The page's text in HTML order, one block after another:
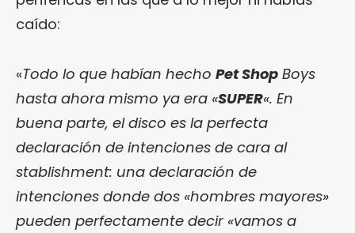
caído:
«Todo lo que habían hecho Pet Shop Boys
hasta ahora mismo ya era «SUPER«. En
buena parte, el disco es la perfecta
declaración de intenciones de cara al
stablishment: una declaración de
intenciones donde dos «hombres mayores»
pueden perfectamente decir «vamos a